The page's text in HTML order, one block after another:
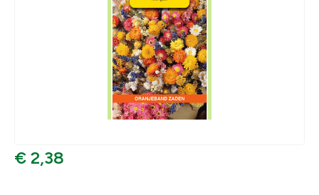
€ 2,38